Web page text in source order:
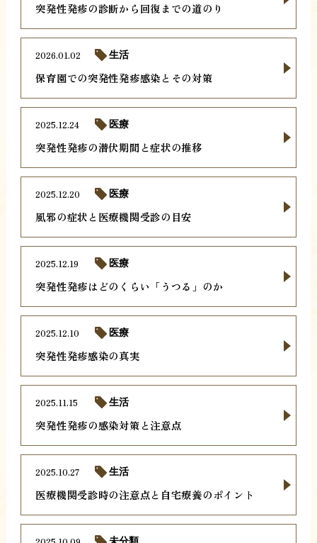
突発性発疹の診断から回復までの道のり
保育園での突発性発疹感染とその対策
2026.01.02 生活
突発性発疹の潜伏期間と症状の推移
2025.12.24 医療
風邪の症状と医療機関受診の目安
2025.12.20 医療
突発性発疹はどのくらい「うつる」のか
2025.12.19 医療
突発性発疹感染の真実
2025.12.10 医療
突発性発疹の感染対策と注意点
2025.11.15 生活
医療機関受診時の注意点と自宅療養のポイント
2025.10.27 生活